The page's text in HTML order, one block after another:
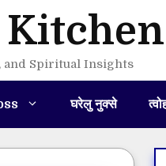
and Spiritual Insights
घरेलु नुक्से